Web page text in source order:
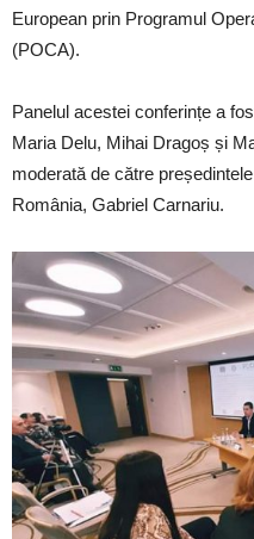
European prin Programul
(POCA).
Panelul acestei conferințe a
Maria Delu, Mihai Dragoș și
moderată de către
România, Gabriel Carnariu.